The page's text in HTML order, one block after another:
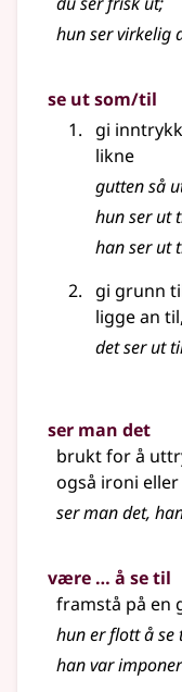
hun ser virkelig
se ut som/til
gi
likne
gutten så
hun ser ut
han ser ut
gi grunn
ligge an
det ser ut
ser man det
brukt for å
også ironi eller
ser man det,
være … å se til
framstå på en
hun er flott å se
han var